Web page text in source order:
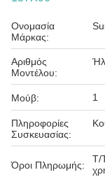
Ονομασία
Μάρκας:
Αριθμός
Μοντέλου:
Μούβ: 1
Πληροφορίες
Συσκευασίας:
Όροι Πληρωμής:
T/